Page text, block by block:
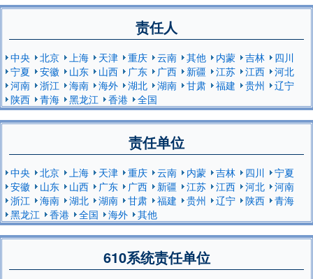
责任人
中央 北京 上海 天津 重庆 云南 其他 内蒙 吉林
四川
宁夏
安徽 山东 山西 广东 广西 新疆 江苏 江西
河北
河南
浙江 海南 海外 湖北 湖南 甘肃 福建 贵州
辽宁
陕西
青海 黑龙江 香港 全国
责任单位
中央 北京 上海 天津 重庆 云南 内蒙 吉林 四川
宁夏
安徽
山东 山西 广东 广西 新疆 江苏 江西 河北
河南
浙江
海南 湖北 湖南 甘肃 福建 贵州 辽宁 陕西
青海
黑龙江
香港 全国 海外 其他
610系统责任单位